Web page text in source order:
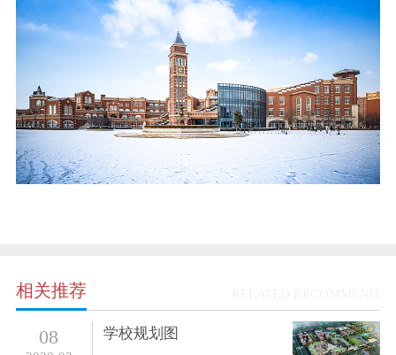
相关推荐
08 学校规划图